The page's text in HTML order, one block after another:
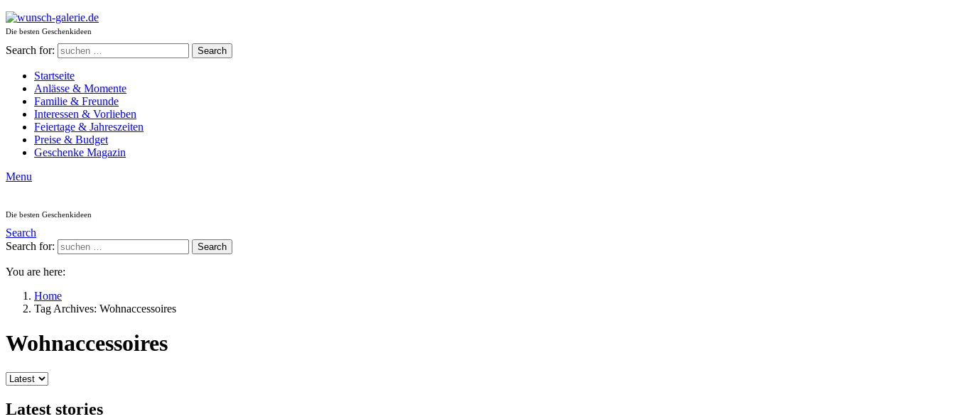
Die besten Geschenkideen
Search for: Search
Startseite
Anlässe & Momente
Familie & Freunde
Interessen & Vorlieben
Feiertage & Jahreszeiten
Preise & Budget
Geschenke Magazin
Menu
Die besten Geschenkideen
Search
Search for:
Search
You are here:
Home
Tag Archives: Wohnaccessoires
Wohnaccessoires
Latest stories